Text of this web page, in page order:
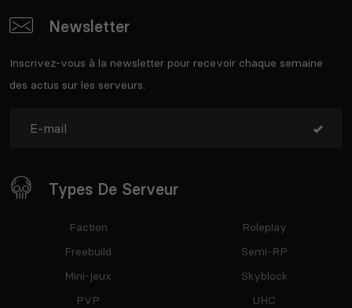
Newsletter
Inscrivez-vous à la newsletter pour recevoir chaque semaine
des actus sur les serveurs.
Types De Serveur
Faction
Freebuild
Mini-jeux
PVP
Roleplay
Semi-RP
Skyblock
UHC